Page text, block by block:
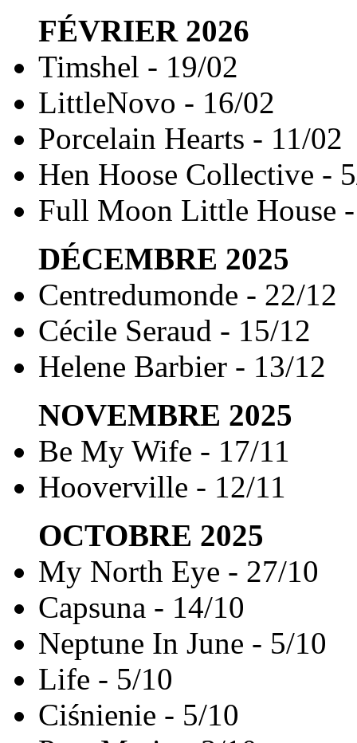
FÉVRIER2026
Timshel - 19/02
LittleNovo - 16/02
Porcelain Hearts - 11/02
Hen Hoose Collective -
Full Moon Little House
DÉCEMBRE 2025
Centredumonde - 22/12
Cécile Seraud - 15/12
Helene Barbier - 13/12
NOVEMBRE 2025
Be My Wife - 17/11
Hooverville - 12/11
OCTOBRE 2025
My North Eye - 27/10
Capsuna - 14/10
Neptune In June - 5/10
Life - 5/10
Ciśnienie - 5/10